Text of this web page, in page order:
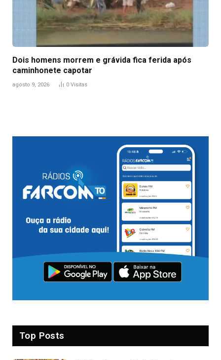
Dois homens morrem e grávida fica ferida após
caminhonete capotar
agosto 9, 2026 0 Visitas
Top Posts